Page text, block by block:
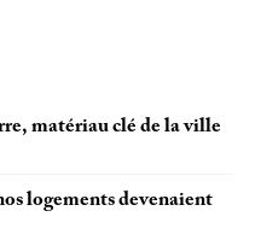
matériau clé de la ville
logements devenaient